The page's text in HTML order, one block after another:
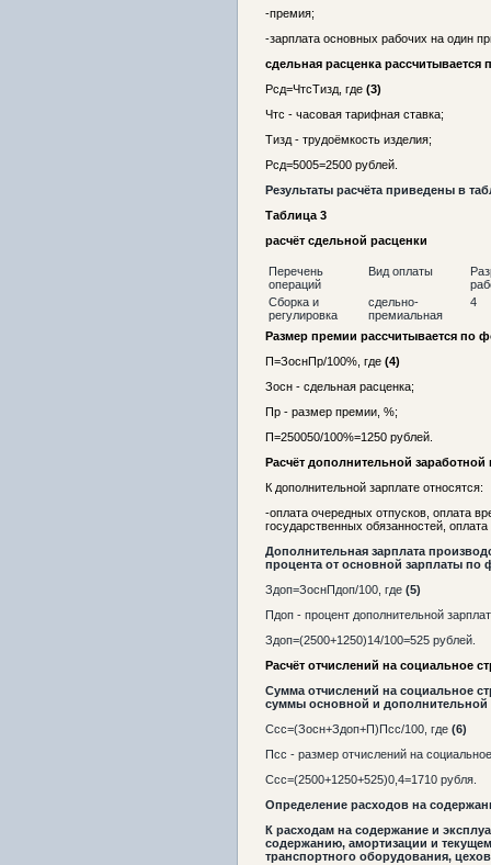
-премия;
-зарплата основных рабочих на один
сдельная расценка
Рсд=ЧтсТизд, где (3)
Чтс - часовая тарифная ставка;
Тизд - трудоёмкость изделия;
Рсд=5005=2500 рублей.
Результаты расчёта приведены в
Таблица 3
расчёт сдельной расценки
Перечень
операций
Вид оплаты
Сборка и
регулировка
сдельно-
премиальная
4
Размер премии рассчитывается по
П=ЗоснПр/100%, где (4)
Зосн - сдельная расценка;
Пр - размер премии, %;
П=250050/100%=1250 рублей.
Расчёт дополнительной
К дополнительной зарплате относятся:
-оплата очередных отпусков, оплата
государственных обязанностей,
Дополнительная зарплата
процента от основной зарплаты по
Здоп=ЗоснПдоп/100, где (5)
Пдоп - процент дополнительной
Здоп=(2500+1250)14/100=525 рублей.
Расчёт отчислений на социальное
Сумма отчислений на социальное
суммы основной и
Ссс=(Зосн+Здоп+П)Псс/100, где (6)
Псс - размер отчислений на
Ссс=(2500+1250+525)0,4=1710 рубля.
Определение расходов на
К расходам на содержание и
содержанию, амортизации и
транспортного оборудования,